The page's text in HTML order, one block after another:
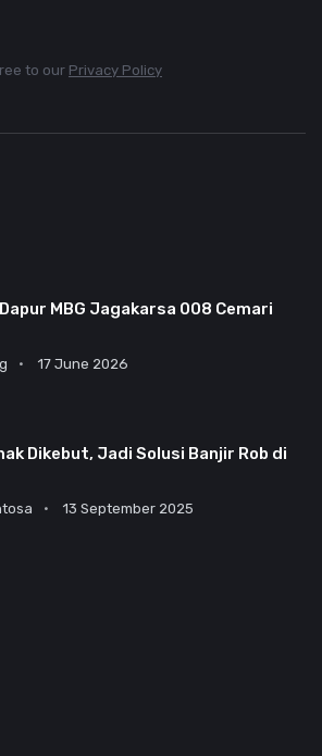
to our Privacy Policy
MBG Jagakarsa 008 Cemari
17 June 2026
Dikebut, Jadi Solusi Banjir Rob di
13 September 2025